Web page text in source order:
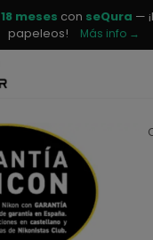
18 meses con seQura —
papeleos!
Más info →